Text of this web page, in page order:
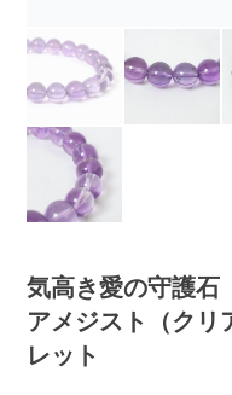
気高き愛の守護石
アメジスト（クリ
レット